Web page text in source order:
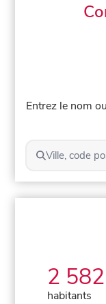
Entrez le nom
Ville, code
2 582
habitants